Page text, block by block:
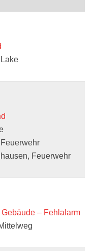
Feuerwehr
– Fehlalarm